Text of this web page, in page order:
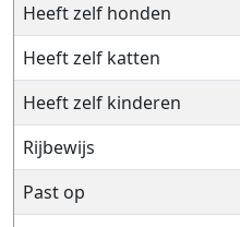
Heeft zelf honden
Heeft zelf katten
Heeft zelf kinderen
Rijbewijs
Past op